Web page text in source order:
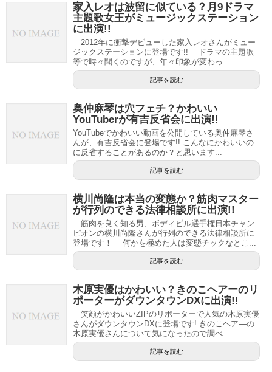
家入レオは波留に似ている？月9ドラマ
主題歌女王がミュージックステーション
に出演!!
2012年に衝撃デビューした家入レオさんがミュー
ジックステーションに登場です!! ドラマの主題歌
等で時々聞くのですが、年々印象が変わっ...
記事を読む
奥仲麻琴は穴フェチ？かわいい
YouTuberが有吉反省会に出演!!
YouTubeでかわいい動画を公開している奥仲麻琴さ
んが、有吉反省会に登場です!! こんなにかわいいの
に反省することがあるのか？と思います...
記事を読む
横川尚隆は本当の変態か？筋肉マスター
が行列のできる法律相談所に出演!!
筋肉を良く知る男、ボディビル選手権日本チャン
ピオンの横川尚隆さんが行列のできる法律相談所に
登場です！ 何かを極めた人は変態チックなとこ...
記事を読む
木原実優はかわいい？きのこヘアーのリ
ポーターがダウンタウンDXに出演!!
笑顔がかわいいZIPのリポーターで人気の木原実優
さんがダウンタウンDXに登場です! きのこヘア―の
木原実優さんについて気になったので調べ...
記事を読む